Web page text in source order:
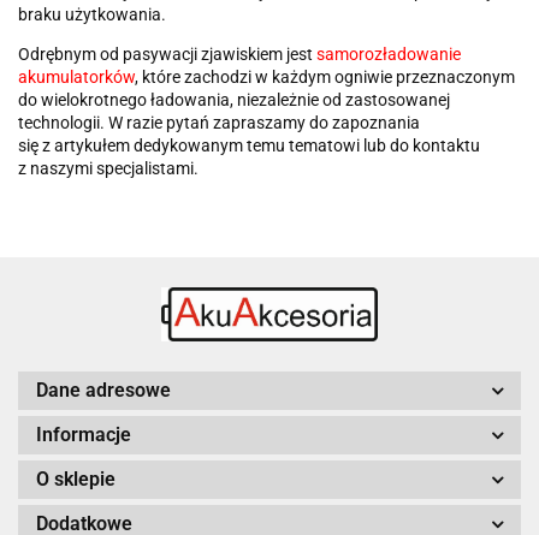
braku użytkowania.
Odrębnym od pasywacji zjawiskiem jest samorozładowanie
akumulatorków, które zachodzi w każdym ogniwie przeznaczonym
do wielokrotnego ładowania, niezależnie od zastosowanej
technologii. W razie pytań zapraszamy do zapoznania
się z artykułem dedykowanym temu tematowi lub do kontaktu
z naszymi specjalistami.
Dane adresowe
Informacje
O sklepie
Dodatkowe